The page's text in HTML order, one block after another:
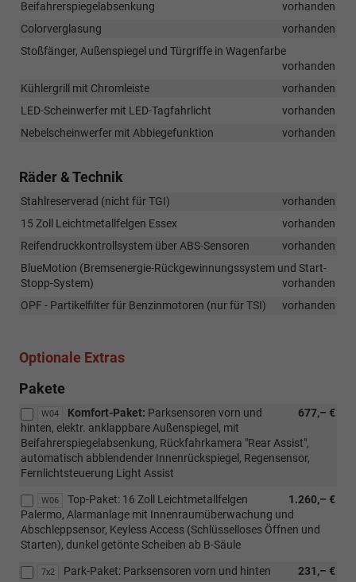
eines
drohenden
Beifahrerspiegelabsenkung
vorhanden
Colorverglasung
vorhanden
Stoßfänger, Außenspiegel und Türgriffe in Wagenfarbe
vorhanden
Kühlergrill mit Chromleiste
vorhanden
LED-Scheinwerfer mit LED-Tagfahrlicht
vorhanden
Nebelscheinwerfer mit Abbiegefunktion
vorhanden
Räder & Technik
Stahlreserverad (nicht für TGI)
vorhanden
15 Zoll Leichtmetallfelgen Essex
vorhanden
Reifendruckkontrollsystem über ABS-Sensoren
vorhanden
BlueMotion (Bremsenergie-Rückgewinnungssystem und Start-
Stopp-System)
vorhanden
OPF - Partikelfilter für Benzinmotoren (nur für TSI)
vorhanden
Optionale Extras
Pakete
W04 677,– €
Komfort-Paket: Parksensoren vorn und
hinten, elektr. anklappbare Außenspiegel, mit
Beifahrerspiegelabsenkung, Rückfahrkamera "Rear Assist",
automatisch abblendender Innenrückspiegel, Regensensor,
Fernlichtsteuerung Light Assist
W06 1.260,– €
Top-Paket: 16 Zoll Leichtmetallfelgen
Palermo, Alarmanlage mit Innenraumüberwachung und
Abschleppsensor, Keyless Access (Schlüsselloses Öffnen und
Starten), dunkel getönte Scheiben ab B-Säule
7x2 231,– €
Park-Paket: Parksensoren vorn und hinten